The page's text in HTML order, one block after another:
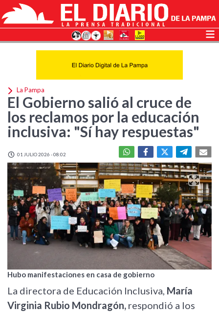
La Pampa
El Gobierno salió al cruce de
los reclamos por la educación
inclusiva: "Sí hay respuestas"
01 JULIO 2026 - 08:02
Hubo manifestaciones en casa de gobierno
La directora de Educación Inclusiva, María
Virginia Rubio Mondragón, respondió a los